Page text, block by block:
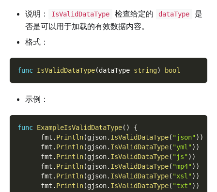
说明： IsValidDataType 检查给定的 dataType
是
否是可以用于加载的有效数据内容。
格式：
func IsValidDataType(dataType string) bool
示例：
func ExampleIsValidDataType( )
{
      fmt
. Println(gjson. IsValidDataType( "json") )
      fmt
. Println(gjson. IsValidDataType( "yml") )
      fmt
. Println(gjson. IsValidDataType( "js") )
      fmt
. Println(gjson. IsValidDataType( "mp4") )
      fmt
. Println(gjson. IsValidDataType( "xsl") )
      fmt
. Println(gjson. IsValidDataType( "txt") )